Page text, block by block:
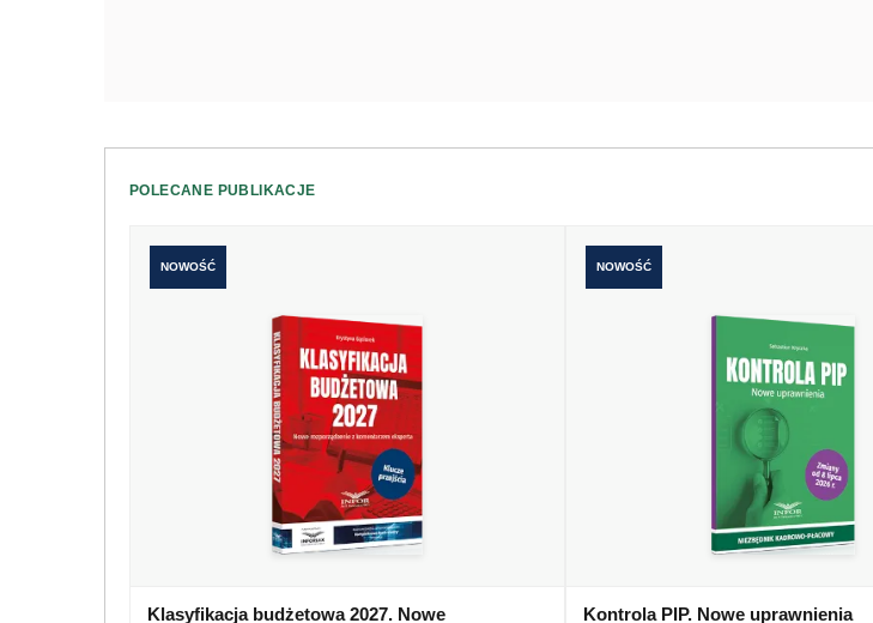
POLECANE PUBLIKACJE
NOWOŚĆ
Klasyfikacja budżetowa 2027. Nowe
NOWOŚĆ
Kontrola PIP. Nowe uprawnienia